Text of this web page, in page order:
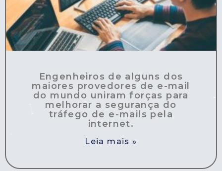
Engenheiros de alguns dos
maiores provedores de e-mail
do mundo uniram forças para
melhorar a segurança do
tráfego de e-mails pela
internet.
Leia mais »